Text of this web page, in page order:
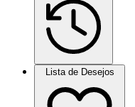
Lista de Desejos